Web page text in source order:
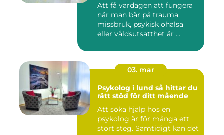
Att få vardagen att fungera
när man bär på trauma,
missbruk, psykisk ohälsa
eller våldsutsatthet är ...
03. mar
Psykolog i lund så hittar du
rätt stöd för ditt mående
Att söka hjälp hos en
psykolog är för många ett
stort steg. Samtidigt kan det